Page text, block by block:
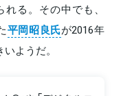
る。その中でも、
平岡昭良氏が2016年
ようだ。